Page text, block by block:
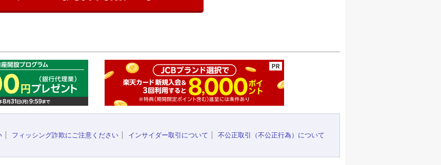
フィッシング詐欺にご注意ください インサイダー取引について
不公正取引（不公正行為）について